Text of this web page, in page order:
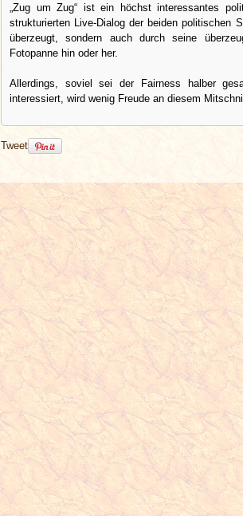
„Zug um Zug“ ist ein höchst interessantes
strukturierten Live-Dialog der beiden politischen
überzeugt, sondern auch durch seine
Fotopanne hin oder her.
Allerdings, soviel sei der Fairness halber
interessiert, wird wenig Freude an diesem
Tweet